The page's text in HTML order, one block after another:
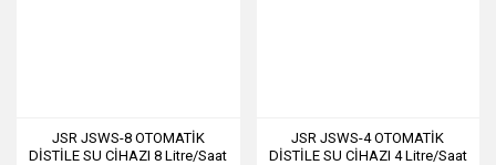
JSR JSWS-8 OTOMATİK
DİSTİLE SU CİHAZI 8 Litre/Saat
JSR JSWS-4 OTOMATİK
DİSTİLE SU CİHAZI 4 Litre/Saat